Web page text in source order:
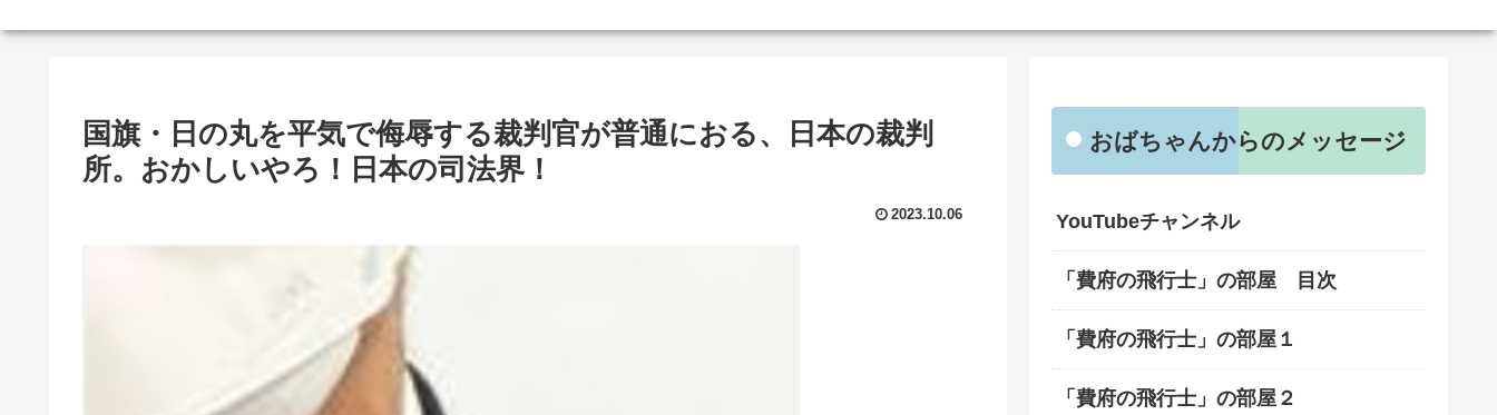
国旗・日の丸を平気で侮辱する裁判官が普通におる、日本の裁判
所。おかしいやろ！日本の司法界！
2023.10.06
おばちゃんからのメッセージ
YouTubeチャンネル
「費府の飛行士」の部屋 目次
「費府の飛行士」の部屋１
「費府の飛行士」の部屋２